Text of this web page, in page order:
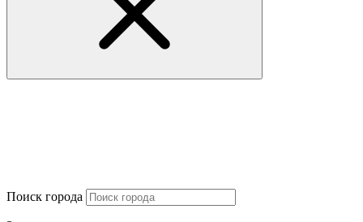
Поиск города